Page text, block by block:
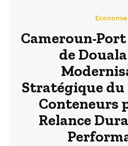
Economie
Cameroun-
de
Stratégique du
Conteneurs
Relance